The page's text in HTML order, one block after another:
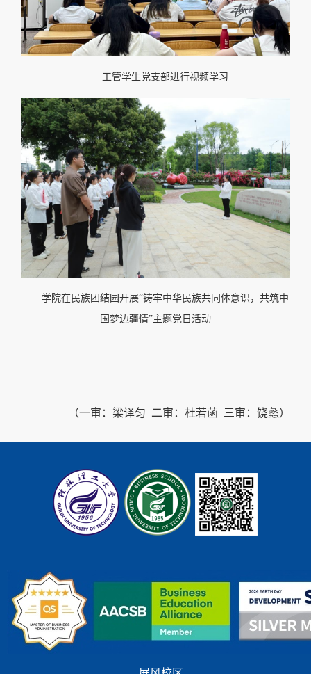
工管学生党支部进行视频学习
学院在民族团结园开展“铸牢中华民族共同体意识，共筑中
国梦边疆情”主题党日活动
（一审：梁译匀 二审：杜若菡 三审：饶蠡）